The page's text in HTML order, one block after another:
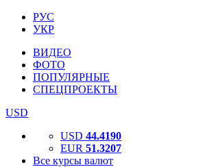
РУС
УКР
ВИДЕО
ФОТО
ПОПУЛЯРНЫЕ
СПЕЦПРОЕКТЫ
USD
USD 44.4190
EUR 51.3207
Все курсы валют